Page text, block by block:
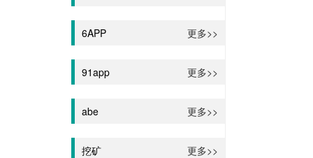
6APP 更多>>
91app 更多>>
abe 更多>>
挖矿 更多>>